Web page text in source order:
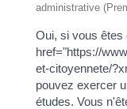
administrative
Oui, si vous êtes
href="https://
et-citoyennete/
pouvez exercer
études. Vous